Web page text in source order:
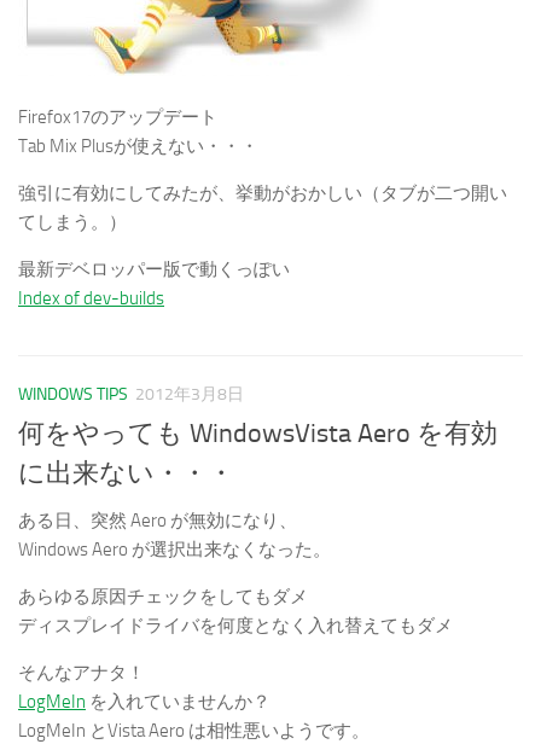
Firefox17のアップデート
Tab Mix Plusが使えない・・・
強引に有効にしてみたが、挙動がおかしい（タブが二つ開い
てしまう。）
最新デベロッパー版で動くっぽい
Index of dev-builds
WINDOWS TIPS 2012年3月8日
何をやっても WindowsVista Aero を有効
に出来ない・・・
ある日、突然 Aero が無効になり、
Windows Aero が選択出来なくなった。
あらゆる原因チェックをしてもダメ
ディスプレイドライバを何度となく入れ替えてもダメ
そんなアナタ！
LogMeIn を入れていませんか？
LogMeIn とVista Aero は相性悪いようです。